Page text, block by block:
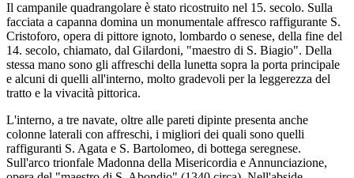
Il campanile quadrangolare è stato ricostruito nel 15. secolo. Sulla
facciata a capanna domina un monumentale affresco raffigurante S.
Cristoforo, opera di pittore ignoto, lombardo o senese, della fine del
14. secolo, chiamato, dal Gilardoni, "maestro di S. Biagio". Della
stessa mano sono gli affreschi della lunetta sopra la porta principale
e alcuni di quelli all'interno, molto gradevoli per la leggerezza del
tratto e la vivacità pittorica.
L'interno, a tre navate, oltre alle pareti dipinte presenta anche
colonne laterali con affreschi, i migliori dei quali sono quelli
raffiguranti S. Agata e S. Bartolomeo, di bottega seregnese.
Sull'arco trionfale Madonna della Misericordia e Annunciazione,